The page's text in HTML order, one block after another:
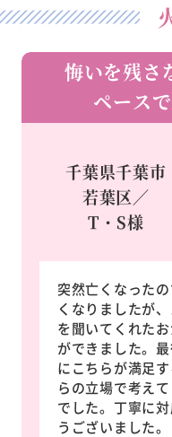
悔いを残さ
ペース
千葉県千葉市
若葉区／
T・S様
突然亡くなった
くなりましたが
を聞いてくれた
ができました。
にこちらが満足
らの立場で考え
でした。丁寧に
うございました。